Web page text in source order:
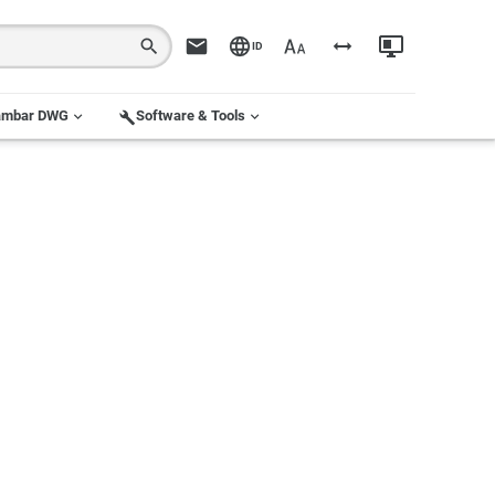
ID
DWG Software & Tools